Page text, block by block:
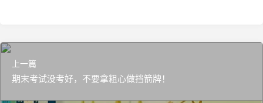
上一篇
期末考试没考好，不要拿粗心做挡箭牌！